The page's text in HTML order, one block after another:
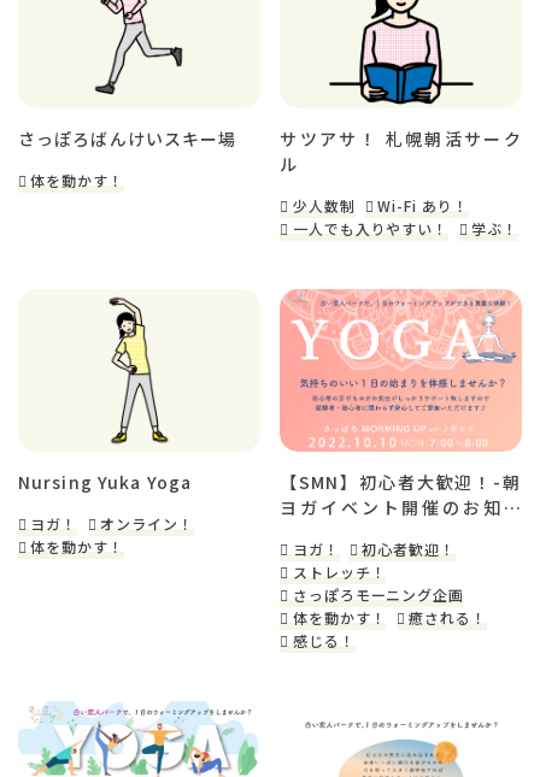
さっぽろばんけいスキー場
体を動かす！
サツアサ！ 札幌朝活サーク
ル
少人数制
Wi-Fi あり！
一人でも入りやすい！
学ぶ！
Nursing Yuka Yoga
ヨガ！
オンライン！
体を動かす！
【SMN】初心者大歓迎！-朝
ヨガイベント開催のお知ら
ヨガ！
初心者歓迎！
ストレッチ！
さっぽろモーニング企画
体を動かす！
癒される！
感じる！